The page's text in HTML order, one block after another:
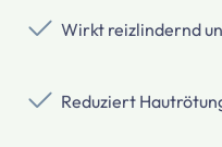
Wirkt reizlindernd
Reduziert